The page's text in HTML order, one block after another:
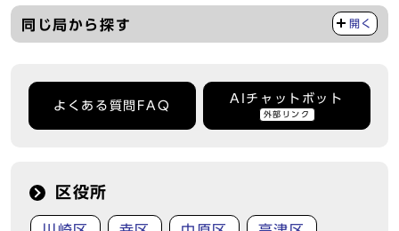
同じ局から探す 開く
よくある質問FAQ
AIチャットボット
外部リンク
区役所